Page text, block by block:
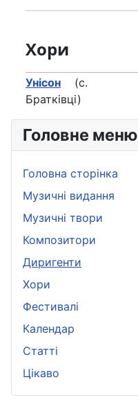
Головне меню
Головна сторінка
Музичні видання
Музичні твори
Композитори
Диригенти
Хори
Фестивалі
Календар
Статті
Цікаво
Хори
Унісон (с.
Братківці)